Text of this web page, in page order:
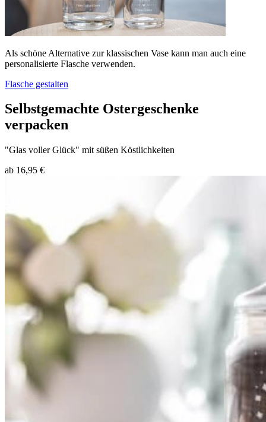
Als schöne Alternative zur klassischen Vase kann man auch eine
personalisierte Flasche verwenden.
Flasche gestalten
Selbstgemachte Ostergeschenke
verpacken
"Glas voller Glück" mit süßen Köstlichkeiten
ab 16,95 €